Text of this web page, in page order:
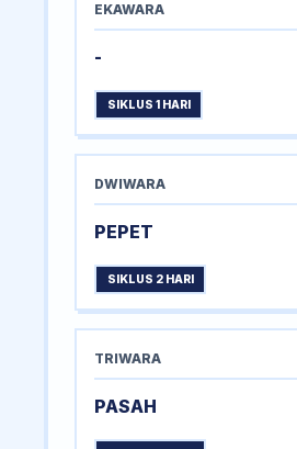
EKAWARA
-
SIKLUS 1 HARI
DWIWARA
PEPET
SIKLUS 2 HARI
TRIWARA
PASAH